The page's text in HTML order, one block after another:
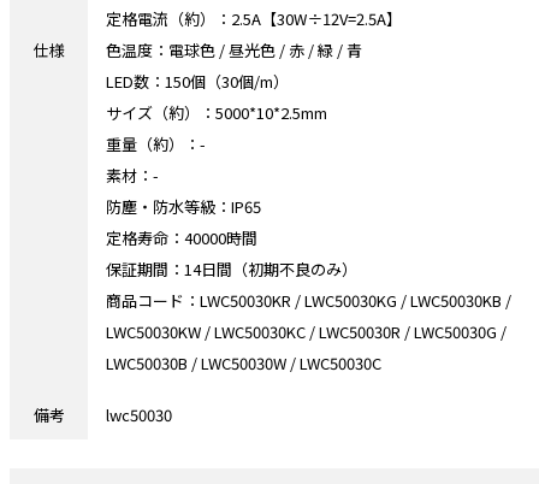
仕様
定格電流（約）：2.5A【30W÷12V=2.5A】
色温度：電球色 / 昼光色 / 赤 / 緑 / 青
LED数：150個（30個/m）
サイズ（約）：5000*10*2.5mm
重量（約）：-
素材：-
防塵・防水等級：IP65
定格寿命：40000時間
保証期間：14日間（初期不良のみ）
商品コード：LWC50030KR / LWC50030KG / LWC50030KB /
LWC50030KW / LWC50030KC / LWC50030R / LWC50030G /
LWC50030B / LWC50030W / LWC50030C
備考 lwc50030